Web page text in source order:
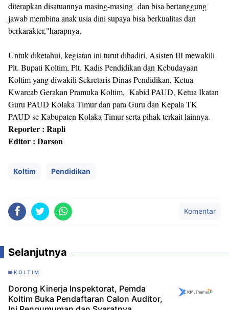
diterapkan disatuannya masing-masing dan bisa bertanggung
jawab membina anak usia dini supaya bisa berkualitas dan
berkarakter,"harapnya.
Untuk diketahui, kegiatan ini turut dihadiri, Asisten III mewakili
Plt. Bupati Koltim, Plt. Kadis Pendidikan dan Kebudayaan
Koltim yang diwakili Sekretaris Dinas Pendidikan, Ketua
Kwarcab Gerakan Pramuka Koltim, Kabid PAUD, Ketua Ikatan
Guru PAUD Kolaka Timur dan para Guru dan Kepala TK
PAUD se Kabupaten Kolaka Timur serta pihak terkait lainnya.
Reporter : Rapli
Editor : Darson
Koltim Pendidikan
Komentar
Selanjutnya
KOLTIM
Dorong Kinerja Inspektorat, Pemda
Koltim Buka Pendaftaran Calon Auditor,